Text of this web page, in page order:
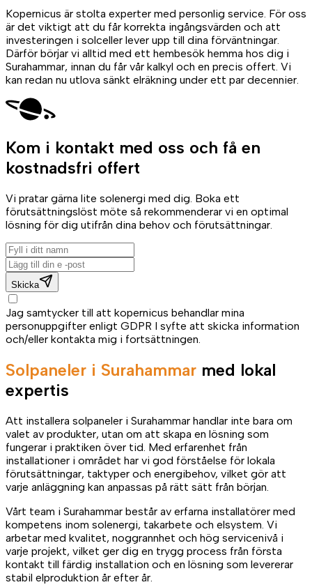
Kopernicus är stolta experter med personlig service. För oss
är det viktigt att du får korrekta ingångsvärden och att
investeringen i solceller lever upp till dina förväntningar.
Därför börjar vi alltid med ett hembesök hemma hos dig i
Surahammar, innan du får vår kalkyl och en precis offert. Vi
kan redan nu utlova sänkt elräkning under ett par decennier.
Kom i kontakt med oss och få en
kostnadsfri offert
Vi pratar gärna lite solenergi med dig. Boka ett
förutsättningslöst möte så rekommenderar vi en optimal
lösning för dig utifrån dina behov och förutsättningar.
Skicka
Jag samtycker till att kopernicus behandlar mina
personuppgifter enligt GDPR I syfte att skicka information
och/eller kontakta mig i fortsättningen.
Solpaneler i Surahammar med lokal
expertis
Att installera solpaneler i Surahammar handlar inte bara om
valet av produkter, utan om att skapa en lösning som
fungerar i praktiken över tid. Med erfarenhet från
installationer i området har vi god förståelse för lokala
förutsättningar, taktyper och energibehov, vilket gör att
varje anläggning kan anpassas på rätt sätt från början.
Vårt team i Surahammar består av erfarna installatörer med
kompetens inom solenergi, takarbete och elsystem. Vi
arbetar med kvalitet, noggrannhet och hög servicenivå i
varje projekt, vilket ger dig en trygg process från första
kontakt till färdig installation och en lösning som levererar
stabil elproduktion år efter år.